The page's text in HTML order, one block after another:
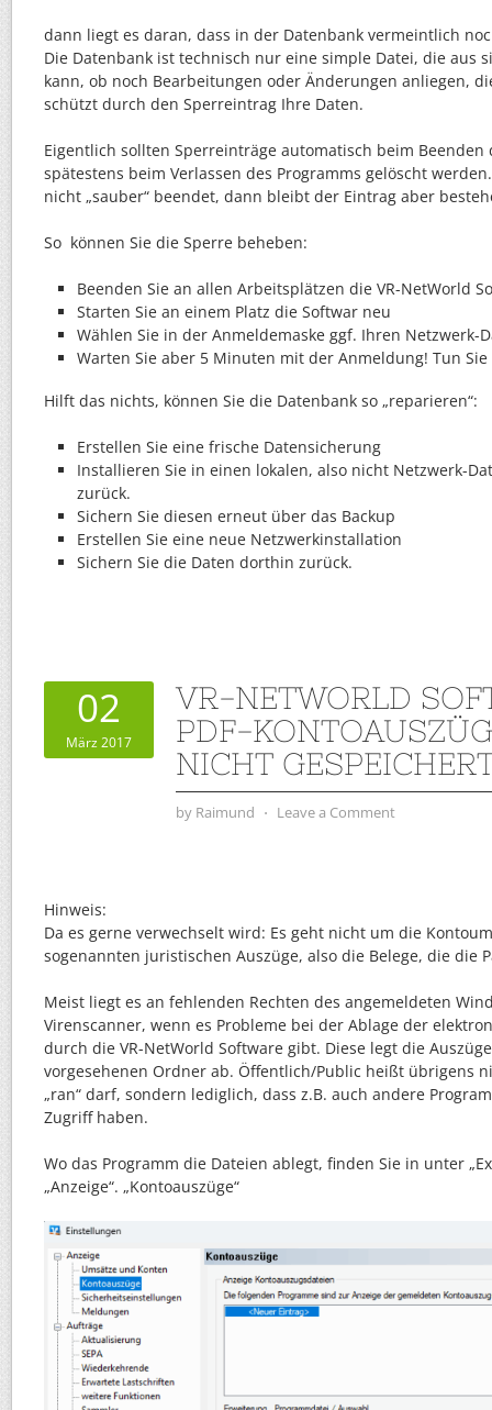
dann liegt es daran, dass in der Datenbank vermeintlich
Die Datenbank ist technisch nur eine simple Datei, die aus
kann, ob noch Bearbeitungen oder Änderungen anliegen,
schützt durch den Sperreintrag Ihre Daten.
Eigentlich sollten Sperreinträge automatisch beim
spätestens beim Verlassen des Programms gelöscht
nicht „sauber“ beendet, dann bleibt der Eintrag aber
So können Sie die Sperre beheben:
Beenden Sie an allen Arbeitsplätzen die VR-NetWorld
Starten Sie an einem Platz die Softwar neu
Wählen Sie in der Anmeldemaske ggf. Ihren Netzwerk-
Warten Sie aber 5 Minuten mit der Anmeldung! Tun
Hilft das nichts, können Sie die Datenbank so „reparieren“:
Erstellen Sie eine frische Datensicherung
Installieren Sie in einen lokalen, also nicht Netzwerk-
zurück.
Sichern Sie diesen erneut über das Backup
Erstellen Sie eine neue Netzwerkinstallation
Sichern Sie die Daten dorthin zurück.
02
März 2017
VR-NETWORLD
PDF-
NICHT
by Raimund ⋅ Leave a Comment
Hinweis:
Da es gerne verwechselt wird: Es geht nicht um die
sogenannten juristischen Auszüge, also die Belege, die die
Meist liegt es an fehlenden Rechten des angemeldeten
Virenscanner, wenn es Probleme bei der Ablage der
durch die VR-NetWorld Software gibt. Diese legt die
vorgesehenen Ordner ab. Öffentlich/Public heißt übrigens
„ran“ darf, sondern lediglich, dass z.B. auch andere
Zugriff haben.
Wo das Programm die Dateien ablegt, finden Sie in unter
„Anzeige“. „Kontoauszüge“